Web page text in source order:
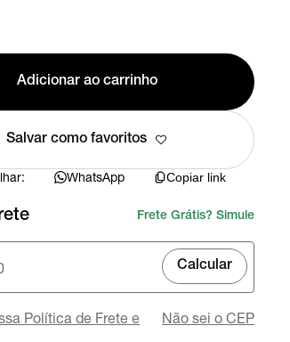
Adicionar ao carrinho
Salvar como favoritos
WhatsApp Copiar link
Frete Grátis? Simule
Calcular
Política de Frete e
Não sei o CEP